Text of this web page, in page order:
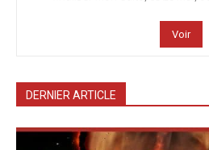
Voir
DERNIER ARTICLE